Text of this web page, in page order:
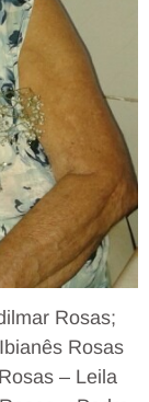
Rosas;
Rosas
– Leila